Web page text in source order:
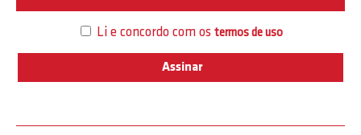
Li e concordo com os termos de uso